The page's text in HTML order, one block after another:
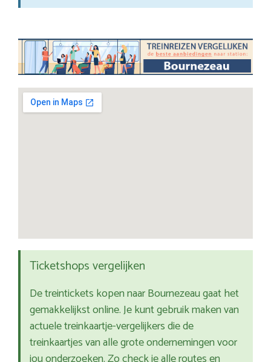
Ticketshops vergelijken
De treintickets kopen naar Bournezeau gaat het
gemakkelijkst online. Je kunt gebruik maken van
actuele treinkaartje-vergelijkers die de
treinkaartjes van alle grote ondernemingen voor